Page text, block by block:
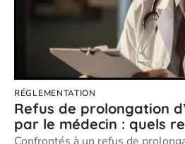
RÉGLEMENTATION
Refus de prolongation
par le médecin : quels